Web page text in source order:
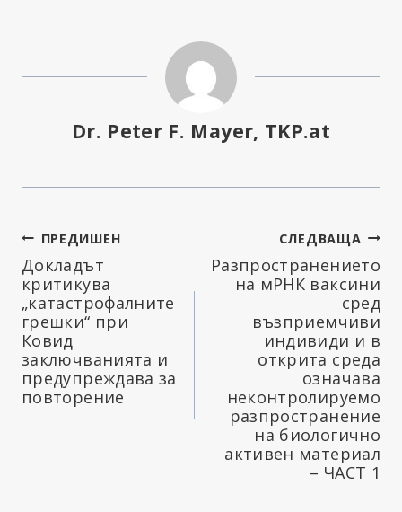
Dr. Peter F. Mayer, TKP.at
Навигация
ПРЕДИШЕН
Докладът
критикува
„катастрофалните
грешки“ при
Ковид
заключванията и
предупреждава за
повторение
СЛЕДВАЩА
Разпространението
на мРНК ваксини
сред
възприемчиви
индивиди и в
открита среда
означава
неконтролируемо
разпространение
на биологично
активен материал
– ЧАСТ 1